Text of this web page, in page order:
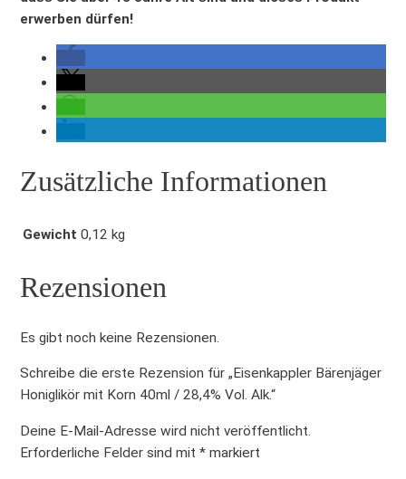
r
k
i
t
o
r
n
0
m
erwerben dürfen!
Zusätzliche Informationen
Gewicht 0,12 kg
Rezensionen
Es gibt noch keine Rezensionen.
Schreibe die erste Rezension für „Eisenkappler Bärenjäger
Honiglikör mit Korn 40ml / 28,4% Vol. Alk.“
Deine E-Mail-Adresse wird nicht veröffentlicht.
Erforderliche Felder sind mit * markiert